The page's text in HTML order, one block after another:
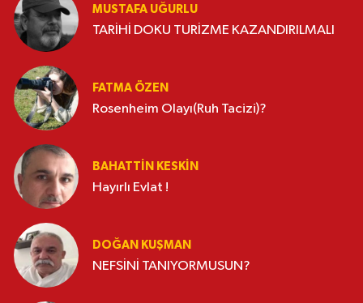
MUSTAFA UĞURLU
TARİHİ DOKU TURİZME KAZANDIRILMALI
FATMA ÖZEN
Rosenheim Olayı(Ruh Tacizi)?
BAHATTIN KESKİN
Hayırlı Evlat !
DOĞAN KUŞMAN
NEFSİNİ TANIYORMUSUN?